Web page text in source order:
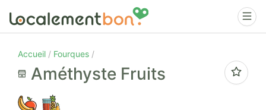
Accueil Fourques
Améthyste Fruits